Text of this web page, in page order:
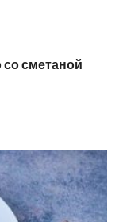
со сметаной